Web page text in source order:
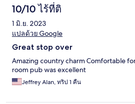
10/10 ไร้ที่ติ
1 มิ.ย. 2023
แปลด้วย Google
Great stop over
Amazing country charm Comfortable
room pub was excellent
Jeffrey Alan, ทริป 1 คืน